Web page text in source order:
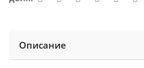
Описание